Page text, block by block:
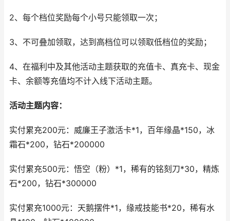
2、每个档位奖励每个小号只能领取一次；
3、不可叠加领取，达到高档位可以领取低档位的奖励；
4、在福利中及其他活动主题获取的充值卡、真充卡、现金
卡、余额等充值均不计入线下活动主题。
活动主题内容：
实付累充200元：威廉王子激活卡*1，百年缘晶*150，冰
霜石*200，钻石*200000
实付累充500元：悟空（粉）*1，稀有的铭刻刀*30，精炼
石*200，钻石*300000
实付累充1000元：天鹅摆件*1，缘戒技能书*20，稀有水